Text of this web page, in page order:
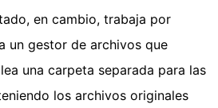
en cambio, trabaja por
un gestor de archivos que
una carpeta separada para las
los archivos originales